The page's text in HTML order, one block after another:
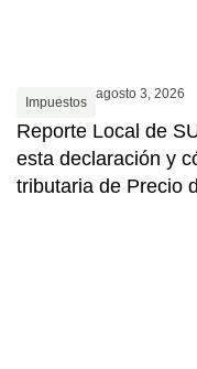
Impuestos
agosto 3, 2026
Reporte Local de
esta declaración y
tributaria de Precio